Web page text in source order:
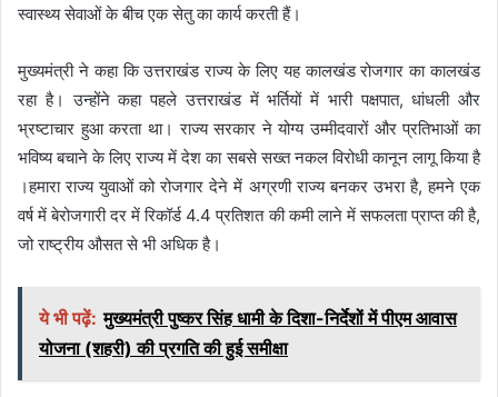
स्वास्थ्य सेवाओं के बीच एक सेतु का कार्य करती हैं।
मुख्यमंत्री ने कहा कि उत्तराखंड राज्य के लिए यह कालखंड रोजगार का कालखंड
रहा है। उन्होंने कहा पहले उत्तराखंड में भर्तियों में भारी पक्षपात, धांधली और
भ्रष्टाचार हुआ करता था। राज्य सरकार ने योग्य उम्मीदवारों और प्रतिभाओं का
भविष्य बचाने के लिए राज्य में देश का सबसे सख्त नकल विरोधी कानून लागू किया है
।हमारा राज्य युवाओं को रोजगार देने में अग्रणी राज्य बनकर उभरा है, हमने एक
वर्ष में बेरोजगारी दर में रिकॉर्ड 4.4 प्रतिशत की कमी लाने में सफलता प्राप्त की है,
जो राष्ट्रीय औसत से भी अधिक है।
ये भी पढ़ें: मुख्यमंत्री पुष्कर सिंह धामी के दिशा-निर्देशों में पीएम आवास
योजना (शहरी) की प्रगति की हुई समीक्षा